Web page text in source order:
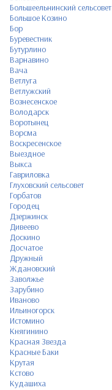
Большеельнинский сельсовет
Большое Козино
Бор
Буревестник
Бутурлино
Варнавино
Вача
Ветлуга
Ветлужский
Вознесенское
Володарск
Воротынец
Ворсма
Воскресенское
Выездное
Выкса
Гавриловка
Глуховский сельсовет
Горбатов
Городец
Дзержинск
Дивеево
Доскино
Досчатое
Дружный
Ждановский
Заволжье
Зарубино
Иваново
Ильиногорск
Истомино
Княгинино
Красная Звезда
Красные Баки
Крутая
Кстово
Кудашиха